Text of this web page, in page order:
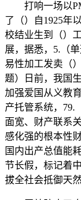
打响一场以
了（）自1925年
校结业生到（）
展，据悉，5.（
易性加工发卖（
题）日前，我国
加强爱国从义教
产托管系统，79.
面宽、财产联系
感化强的根本性
国内出产总值能
节长假，标记着
拔全社会抵御天